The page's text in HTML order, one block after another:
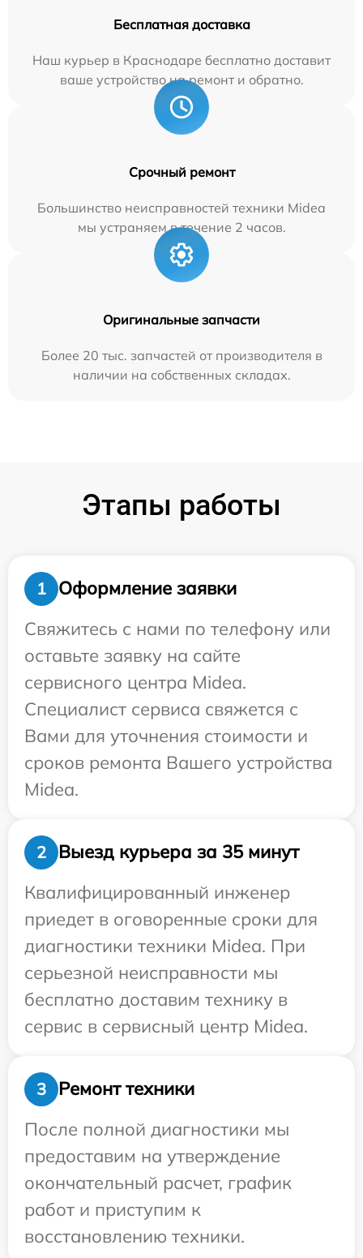
Бесплатная доставка
Наш курьер в Краснодаре бесплатно доставит
ваше устройство на ремонт и обратно.
Срочный ремонт
Большинство неисправностей техники Midea
мы устраняем в течение 2 часов.
Оригинальные запчасти
Более 20 тыс. запчастей от производителя в
наличии на собственных складах.
Этапы работы
1
Оформление заявки
Свяжитесь с нами по телефону или
оставьте заявку на сайте
сервисного центра Midea.
Специалист сервиса свяжется с
Вами для уточнения стоимости и
сроков ремонта Вашего устройства
Midea.
2
Выезд курьера за 35 минут
Квалифицированный инженер
приедет в оговоренные сроки для
диагностики техники Midea. При
серьезной неисправности мы
бесплатно доставим технику в
сервис в сервисный центр Midea.
3
Ремонт техники
После полной диагностики мы
предоставим на утверждение
окончательный расчет, график
работ и приступим к
восстановлению техники.